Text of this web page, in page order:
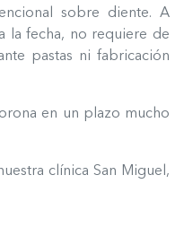
sobre diente. A
la fecha, no requiere de
pastas ni fabricación
en un plazo mucho
clínica San Miguel,